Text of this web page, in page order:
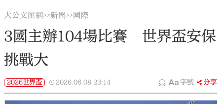
大公文匯網>>新聞>> 國際
3國主辦104場比賽 世界盃安保
挑戰大
2026世界盃 2026.06.08 23:14 字號 分享